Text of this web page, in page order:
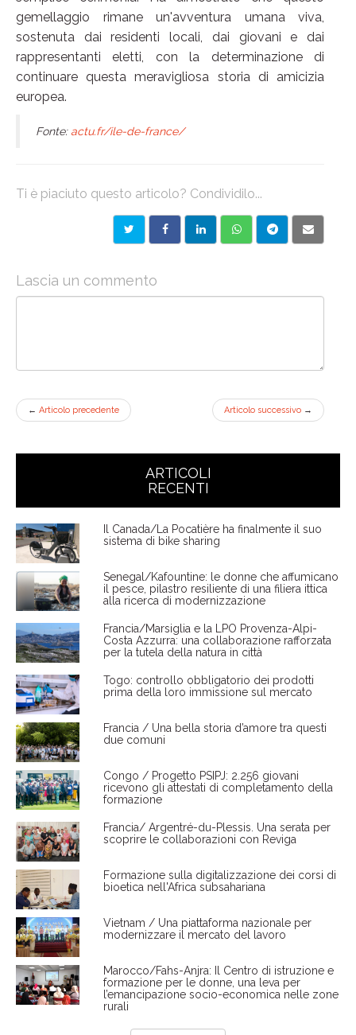
gemellaggio rimane un'avventura umana viva,
sostenuta dai residenti locali, dai giovani e dai
rappresentanti eletti, con la determinazione di
continuare questa meravigliosa storia di amicizia
europea.
Fonte: actu.fr/ile-de-france/
Ti è piaciuto questo articolo? Condividilo...
Lascia un commento
← Articolo precedente Articolo successivo →
ARTICOLI
RECENTI
Il Canada/La Pocatière ha finalmente il suo
sistema di bike sharing
Senegal/Kafountine: le donne che affumicano
il pesce, pilastro resiliente di una filiera ittica
alla ricerca di modernizzazione
Francia/Marsiglia e la LPO Provenza-Alpi-
Costa Azzurra: una collaborazione rafforzata
per la tutela della natura in città
Togo: controllo obbligatorio dei prodotti
prima della loro immissione sul mercato
Francia / Una bella storia d’amore tra questi
due comuni
Congo / Progetto PSIPJ: 2.256 giovani
ricevono gli attestati di completamento della
formazione
Francia/ Argentré-du-Plessis. Una serata per
scoprire le collaborazioni con Reviga
Formazione sulla digitalizzazione dei corsi di
bioetica nell'Africa subsahariana
Vietnam / Una piattaforma nazionale per
modernizzare il mercato del lavoro
Marocco/Fahs-Anjra: Il Centro di istruzione e
formazione per le donne, una leva per
l’emancipazione socio-economica nelle zone
rurali